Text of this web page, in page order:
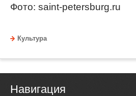
Фото: saint-petersburg.ru
Культура
Навигация